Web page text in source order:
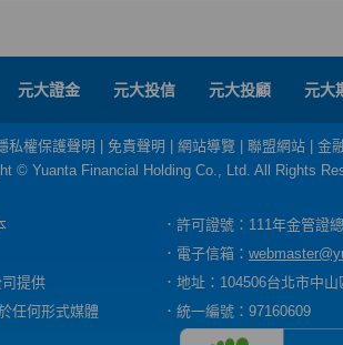
元大證金 元大投信 元大投顧 元大
私權保護聲明 免責聲明 網站導覽 聯盟網站 金
© Yuanta Financial Holding Co., Ltd. All Rights
．許可證號：111年金管證
．電子信箱：
提供
．地址：104506台北市中
任何形式媒體
．統一編號：97160609